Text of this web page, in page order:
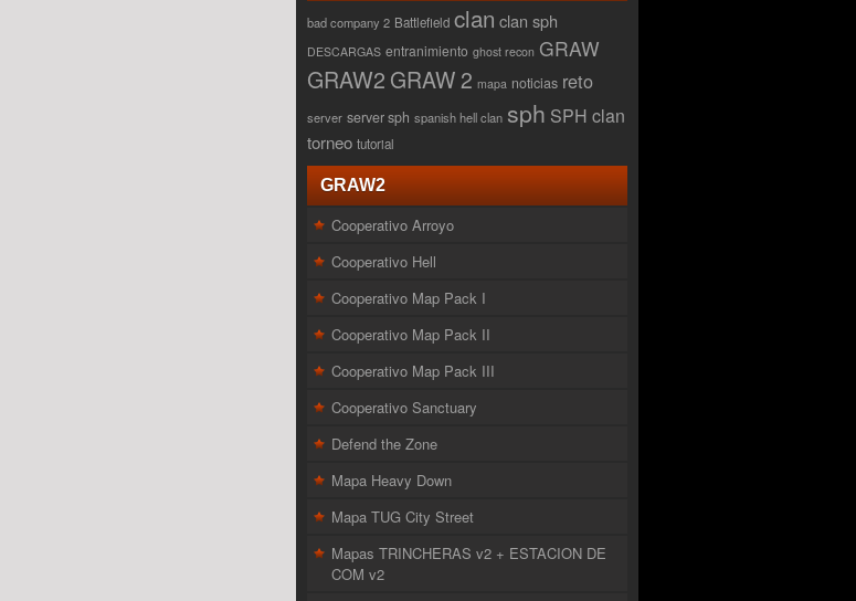
bad company 2 Battlefield clan clan sph
DESCARGAS entranimiento ghost recon GRAW
GRAW2 GRAW 2 mapa noticias reto
server server sph spanish hell clan sph SPH clan
torneo tutorial
GRAW2
Cooperativo Arroyo
Cooperativo Hell
Cooperativo Map Pack I
Cooperativo Map Pack II
Cooperativo Map Pack III
Cooperativo Sanctuary
Defend the Zone
Mapa Heavy Down
Mapa TUG City Street
Mapas TRINCHERAS v2 + ESTACION DE
COM v2